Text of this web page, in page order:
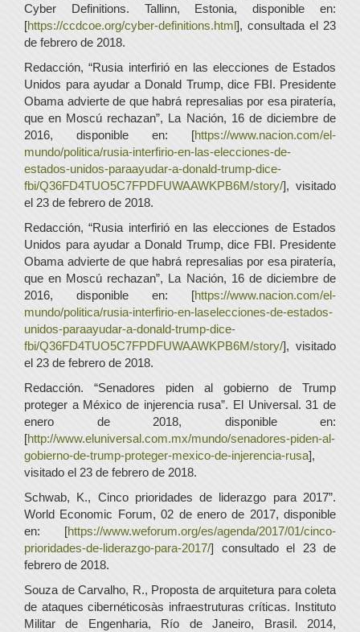
Cyber Definitions. Tallinn, Estonia, disponible en:
[https://ccdcoe.org/cyber-definitions.html ], consultada el 23
de febrero de 2018.
Redacción, “Rusia interfirió en las elecciones de Estados
Unidos para ayudar a Donald Trump, dice FBI. Presidente
Obama advierte de que habrá represalias por esa piratería,
que en Moscú rechazan”, La Nación, 16 de diciembre de
2016, disponible en: [https://www.nacion.com/el-
mundo/politica/rusia-interfirio-en-las-elecciones-de-
estados-unidos-paraayudar-a-donald-trump-dice-
fbi/Q36FD4TUO5C7FPDFUWAAWKPB6M/story/], visitado
el 23 de febrero de 2018.
Redacción, “Rusia interfirió en las elecciones de Estados
Unidos para ayudar a Donald Trump, dice FBI. Presidente
Obama advierte de que habrá represalias por esa piratería,
que en Moscú rechazan”, La Nación, 16 de diciembre de
2016, disponible en: [https://www.nacion.com/el-
mundo/politica/rusia-interfirio-en-laselecciones-de-estados-
unidos-paraayudar-a-donald-trump-dice-
fbi/Q36FD4TUO5C7FPDFUWAAWKPB6M/story/], visitado
el 23 de febrero de 2018.
Redacción. “Senadores piden al gobierno de Trump
proteger a México de injerencia rusa”. El Universal. 31 de
enero de 2018, disponible en:
[http://www.eluniversal.com.mx/mundo/senadores-piden-al-
gobierno-de-trump-proteger-mexico-de-injerencia-rusa],
visitado el 23 de febrero de 2018.
Schwab, K., Cinco prioridades de liderazgo para 2017”.
World Economic Forum, 02 de enero de 2017, disponible
en: [https://www.weforum.org/es/agenda/2017/01/cinco-
prioridades-de-liderazgo-para-2017/] consultado el 23 de
febrero de 2018.
Souza de Carvalho, R., Proposta de arquitetura para coleta
de ataques cibernéticosàs infraestruturas críticas. Instituto
Militar de Engenharia, Río de Janeiro, Brasil. 2014,